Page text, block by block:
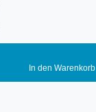
In den Warenkorb